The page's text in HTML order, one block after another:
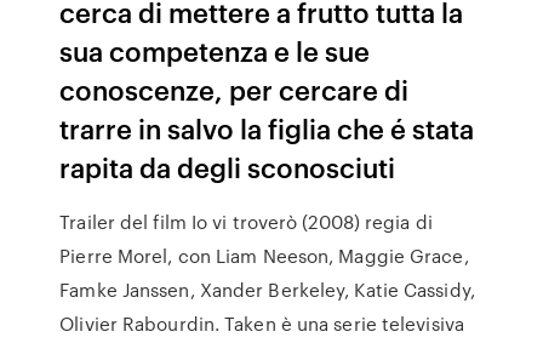
cerca di mettere a frutto tutta la
sua competenza e le sue
conoscenze, per cercare di
trarre in salvo la figlia che é stata
rapita da degli sconosciuti
Trailer del film Io vi troverò (2008) regia di
Pierre Morel, con Liam Neeson, Maggie Grace,
Famke Janssen, Xander Berkeley, Katie Cassidy,
Olivier Rabourdin. Taken è una serie televisiva